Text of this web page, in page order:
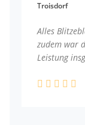
Troisdorf
Alles
zudem war
Leistung